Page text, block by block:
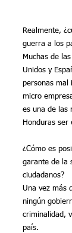
Realmente,
guerra a los
Muchas de
Unidos y
personas mal
micro
es una de las
Honduras ser
¿Cómo es
garante de la
ciudadanos?
Una vez más
ningún
criminalidad,
país.